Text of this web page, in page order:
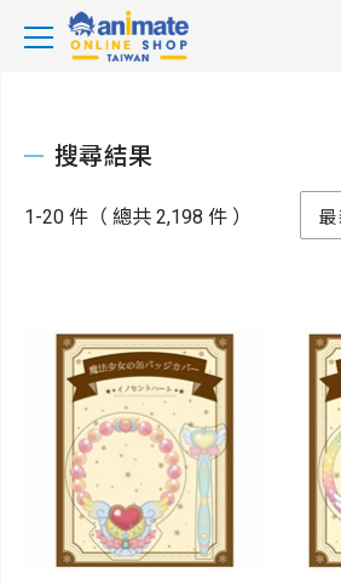
搜尋結果
1-20 件（ 總共 2,198 件 ）